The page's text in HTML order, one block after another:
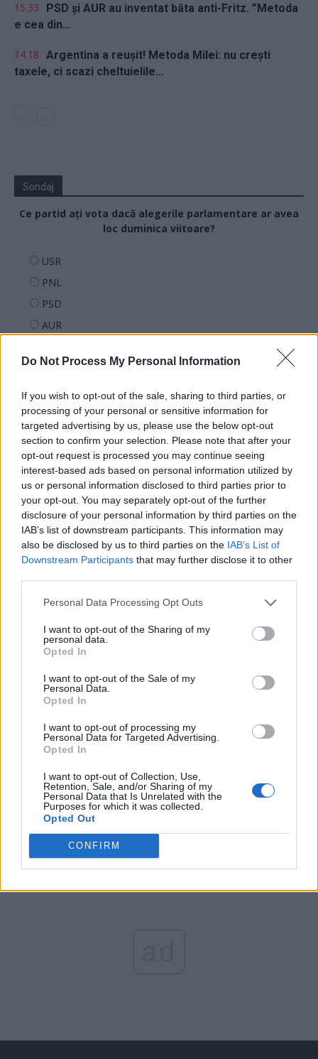
Do Not Process My Personal Information
If you wish to opt-out of the sale, sharing to third parties, or
processing of your personal or sensitive information for
targeted advertising by us, please use the below opt-out
section to confirm your selection. Please note that after your
opt-out request is processed you may continue seeing
interest-based ads based on personal information utilized by
us or personal information disclosed to third parties prior to
your opt-out. You may separately opt-out of the further
disclosure of your personal information by third parties on the
IAB’s list of downstream participants. This information may
also be disclosed by us to third parties on the IAB’s List of
Downstream Participants that may further disclose it to other
Personal Data Processing Opt Outs
I want to opt-out of the Sharing of my
personal data.
Opted In
I want to opt-out of the Sale of my
Personal Data.
Opted In
I want to opt-out of processing my
Personal Data for Targeted Advertising.
Opted In
I want to opt-out of Collection, Use,
Retention, Sale, and/or Sharing of my
Personal Data that Is Unrelated with the
Purposes for which it was collected.
Opted Out
CONFIRM
15.33
PSD și AUR au inventat bâta anti-Fritz. ”Metoda
e cea din...
14.18 Argentina a reușit! Metoda Milei: nu crești
taxele, ci scazi cheltuielile...
Sondaj
Ce partid ați vota dacă alegerile parlamentare ar avea
loc duminica viitoare?
USR
PNL
PSD
AUR
PMP (Tomac)
Forța Dreptei (L. Orban)
PNȚMM
REPER
SENS
SOS (Șoșoacă)
POT (Gavrilă)
PACE (Peia)
Acțiunea Conservatoare (Târziu)
PDF (Lazarus)
PUSL (D. Voiculescu)
PNȚCD (Pavelescu)
PNCR (Terheș)
Partidul Patrioților (Surugiu)
România pe Primul Loc (Ponta)
Altul
Arhiva sondajelor